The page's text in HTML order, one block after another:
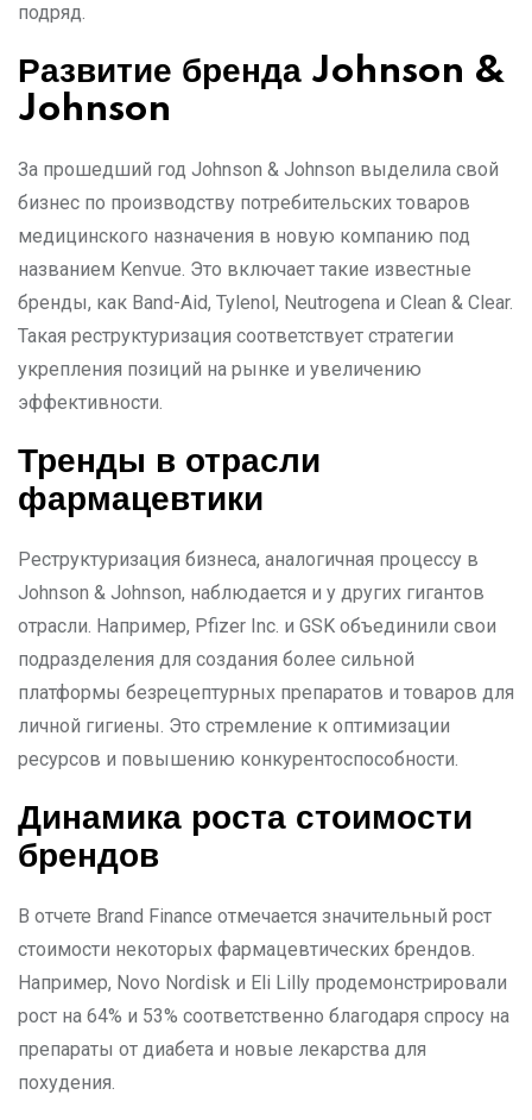
подряд.
Развитие бренда Johnson &
Johnson
За прошедший год Johnson & Johnson выделила свой
бизнес по производству потребительских товаров
медицинского назначения в новую компанию под
названием Kenvue. Это включает такие известные
бренды, как Band-Aid, Tylenol, Neutrogena и Clean & Clear.
Такая реструктуризация соответствует стратегии
укрепления позиций на рынке и увеличению
эффективности.
Тренды в отрасли
фармацевтики
Реструктуризация бизнеса, аналогичная процессу в
Johnson & Johnson, наблюдается и у других гигантов
отрасли. Например, Pfizer Inc. и GSK объединили свои
подразделения для создания более сильной
платформы безрецептурных препаратов и товаров для
личной гигиены. Это стремление к оптимизации
ресурсов и повышению конкурентоспособности.
Динамика роста стоимости
брендов
В отчете Brand Finance отмечается значительный рост
стоимости некоторых фармацевтических брендов.
Например, Novo Nordisk и Eli Lilly продемонстрировали
рост на 64% и 53% соответственно благодаря спросу на
препараты от диабета и новые лекарства для
похудения.